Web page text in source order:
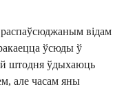
відам
ўсюды ў
штодня ўдыхаюць
але часам яны